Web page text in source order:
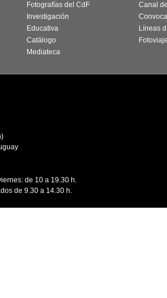
Fotografías del CdF
Investigación
Educativa
Catálogo
Mediateca
Canal
Líneas
de 10 a 19.30 h.
de 9.30 a 14.30 h.